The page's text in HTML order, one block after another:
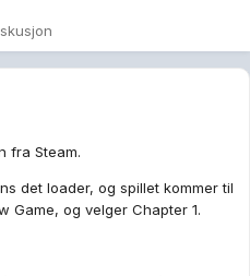
fra Steam.
det loader, og spillet kommer til
Game, og velger Chapter 1.